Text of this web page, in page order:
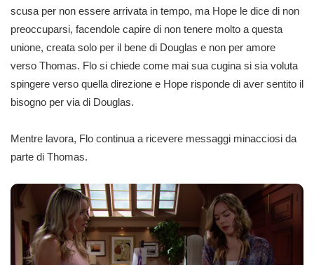
scusa per non essere arrivata in tempo, ma Hope le dice di non
preoccuparsi, facendole capire di non tenere molto a questa
unione, creata solo per il bene di Douglas e non per amore
verso Thomas. Flo si chiede come mai sua cugina si sia voluta
spingere verso quella direzione e Hope risponde di aver sentito il
bisogno per via di Douglas.
Mentre lavora, Flo continua a ricevere messaggi minacciosi da
parte di Thomas.